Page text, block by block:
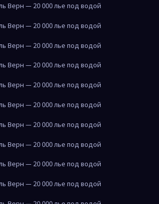
Верн — 20 000 лье под водой
Верн — 20 000 лье под водой
Верн — 20 000 лье под водой
Верн — 20 000 лье под водой
Верн — 20 000 лье под водой
Верн — 20 000 лье под водой
Верн — 20 000 лье под водой
Верн — 20 000 лье под водой
Верн — 20 000 лье под водой
Верн — 20 000 лье под водой